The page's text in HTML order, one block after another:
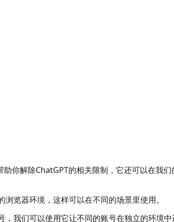
你解除ChatGPT的相关限制，它还可以在我们
览器环境，这样可以在不同的场景里使用。
，我们可以使用它让不同的账号在独立的环境中